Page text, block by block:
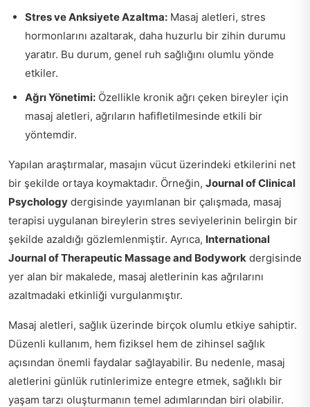
Stres ve Anksiyete Azaltma: Masaj aletleri, stres
hormonlarını azaltarak, daha huzurlu bir zihin durumu
yaratır. Bu durum, genel ruh sağlığını olumlu yönde
etkiler.
Ağrı Yönetimi: Özellikle kronik ağrı çeken bireyler için
masaj aletleri, ağrıların hafifletilmesinde etkili bir
yöntemdir.
Yapılan araştırmalar, masajın vücut üzerindeki etkilerini net
bir şekilde ortaya koymaktadır. Örneğin, Journal of Clinical
Psychology dergisinde yayımlanan bir çalışmada, masaj
terapisi uygulanan bireylerin stres seviyelerinin belirgin bir
şekilde azaldığı gözlemlenmiştir. Ayrıca, International
Journal of Therapeutic Massage and Bodywork dergisinde
yer alan bir makalede, masaj aletlerinin kas ağrılarını
azaltmadaki etkinliği vurgulanmıştır.
Masaj aletleri, sağlık üzerinde birçok olumlu etkiye sahiptir.
Düzenli kullanım, hem fiziksel hem de zihinsel sağlık
açısından önemli faydalar sağlayabilir. Bu nedenle, masaj
aletlerini günlük rutinlerimize entegre etmek, sağlıklı bir
yaşam tarzı oluşturmanın temel adımlarından biri olabilir.